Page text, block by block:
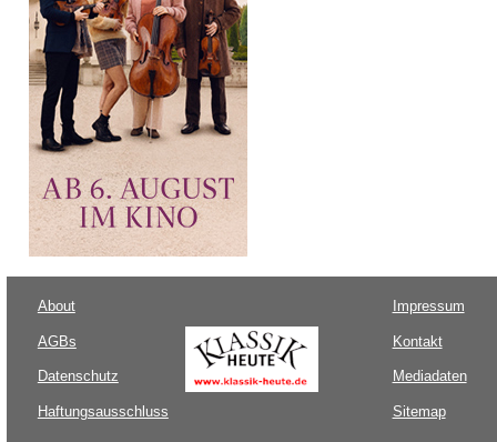
About
AGBs
Datenschutz
Haftungsausschluss
Impressum
Kontakt
Mediadaten
Sitemap